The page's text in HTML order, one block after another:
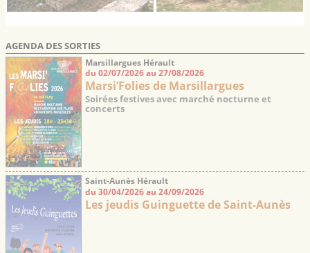
AGENDA DES SORTIES
Marsillargues Hérault
du 02/07/2026 au 27/08/2026
Marsi’Folies de Marsillargues
Soirées festives avec marché nocturne et
concerts
Saint-Aunès Hérault
du 30/04/2026 au 24/09/2026
Les jeudis Guinguette de Saint-Aunès